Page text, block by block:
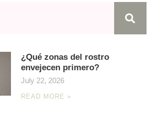
¿Qué zonas del rostro
envejecen primero?
July 22, 2026
READ MORE »